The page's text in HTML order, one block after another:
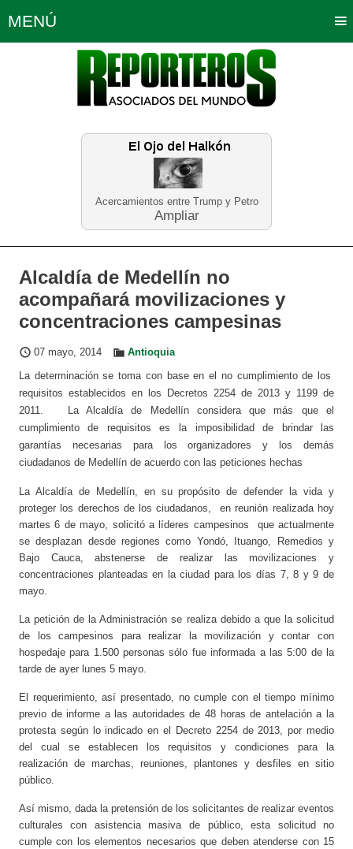
Acercamientos entre Trump y Petro
Ampliar
MENÚ
Política Opinión Bogotá
Planeta Tierra Deportes
Educación Neira
Alcaldía de Medellín no
acompañará movilizaciones y
concentraciones campesinas
07 mayo, 2014 Antioquia
La determinación se toma con base en el no cumplimiento de los
requisitos establecidos en los Decretos 2254 de 2013 y 1199 de
2011. La Alcaldía de Medellín considera que más que el
cumplimiento de requisitos es la imposibilidad de brindar las
garantías necesarias para los organizadores y los demás
ciudadanos de Medellín de acuerdo con las peticiones hechas
La Alcaldía de Medellín, en su propósito de defender la vida y
proteger los derechos de los ciudadanos, en reunión realizada hoy
martes 6 de mayo, solicitó a líderes campesinos que actualmente
se desplazan desde regiones como Yondó, Ituango, Remedios y
Bajo Cauca, abstenerse de realizar las movilizaciones y
concentraciones planteadas en la ciudad para los días 7, 8 y 9 de
mayo.
La petición de la Administración se realiza debido a que la solicitud
de los campesinos para realizar la movilización y contar con
hospedaje para 1.500 personas sólo fue informada a las 5:00 de la
tarde de ayer lunes 5 mayo.
El requerimiento, así presentado, no cumple con el tiempo mínimo
previo de informe a las autoridades de 48 horas de antelación a la
protesta según lo indicado en el Decreto 2254 de 2013, por medio
del cual se establecen los requisitos y condiciones para la
realización de marchas, reuniones, plantones y desfiles en sitio
público.
Así mismo, dada la pretensión de los solicitantes de realizar eventos
culturales con asistencia masiva de público, esta solicitud no
cumple con los elementos necesarios que deben atenderse con 15